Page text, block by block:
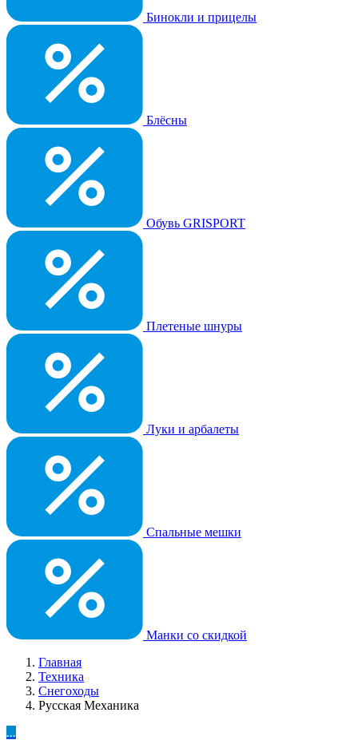
Бинокли и прицелы
Блёсны
Обувь GRISPORT
Плетеные шнуры
Луки и арбалеты
Спальные мешки
Манки со скидкой
Главная
Техника
Снегоходы
Русская Механика
...